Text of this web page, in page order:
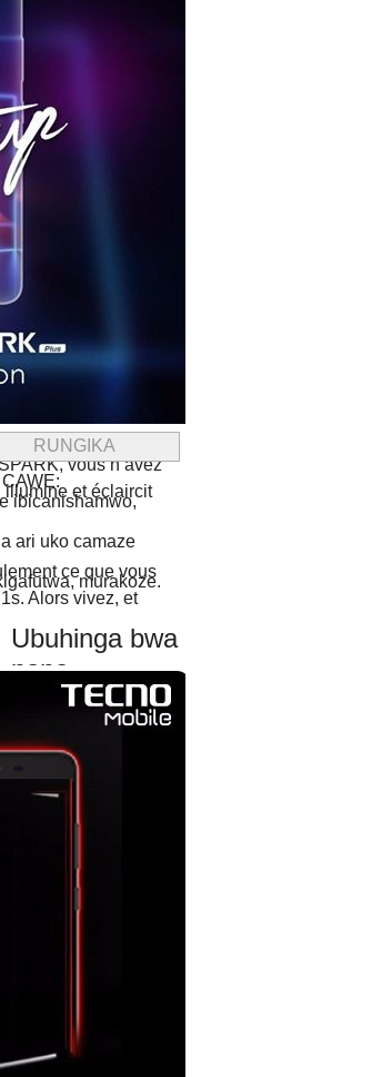
vous n’avez
illumine et éclaircit
ce que vous
Alors vivez, et
[
YANYU
ibicanishamwo,
ari uko camaze
murakoze.
Ubuhinga bwa
none
Blue Incorporation
ECONET Leo
Inyabwonko